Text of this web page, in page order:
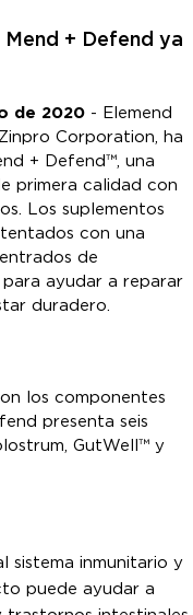
+ Defend ya
de 2020 - Elemend
Corporation, ha
+ Defend™, una
primera calidad con
Los suplementos
con una
de
ayudar a reparar
duradero.
los componentes
presenta seis
GutWell™ y
sistema inmunitario y
puede ayudar a